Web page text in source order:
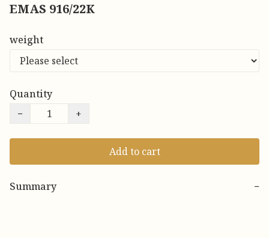
EMAS 916/22K
weight
Quantity
−
+
Add to cart
Summary −